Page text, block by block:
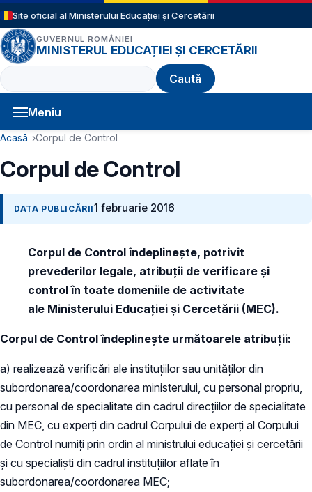
Sari la conținutul principal
Site oficial al Ministerului Educației și Cercetării
GUVERNUL ROMÂNIEI
MINISTERUL EDUCAȚIEI ȘI CERCETĂRII
Caută
Meniu
Navigație principală
Cale de navigare
Acasă Corpul de Control
Corpul de Control
DATA PUBLICĂRII1 februarie 2016
Corpul de Control îndeplinește, potrivit
prevederilor legale, atribuții de verificare și
control în toate domeniile de activitate
ale Ministerului Educației și Cercetării (MEC).
Corpul de Control îndeplinește următoarele atribuții:
a) realizează verificări ale instituțiilor sau unităților din
subordonarea/coordonarea ministerului, cu personal propriu,
cu personal de specialitate din cadrul direcțiilor de specialitate
din MEC, cu experți din cadrul Corpului de experți al Corpului
de Control numiți prin ordin al ministrului educației și cercetării
și cu specialiști din cadrul instituțiilor aflate în
subordonarea/coordonarea MEC;